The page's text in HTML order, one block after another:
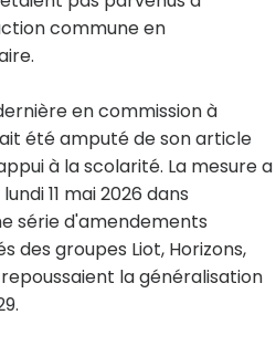
commune en
en commission à
été amputé de son article
à la scolarité. La mesure a
11 mai 2026 dans
série d'amendements
des groupes Liot, Horizons,
la généralisation